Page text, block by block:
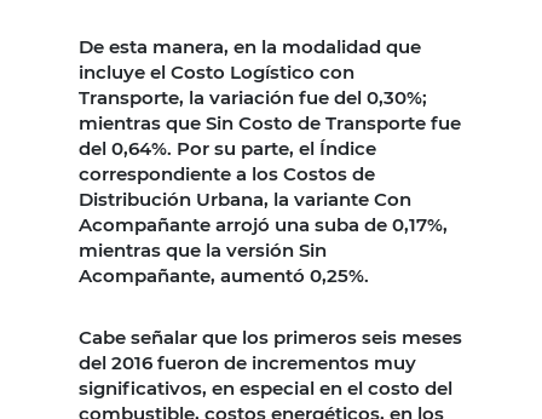
De esta manera, en la modalidad que
incluye el Costo Logístico con
Transporte, la variación fue del 0,30%;
mientras que Sin Costo de Transporte fue
del 0,64%. Por su parte, el Índice
correspondiente a los Costos de
Distribución Urbana, la variante Con
Acompañante arrojó una suba de 0,17%,
mientras que la versión Sin
Acompañante, aumentó 0,25%.
Cabe señalar que los primeros seis meses
del 2016 fueron de incrementos muy
significativos, en especial en el costo del
combustible, costos energéticos, en los